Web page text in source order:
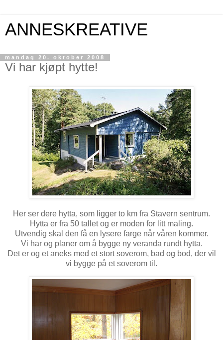
ANNESKREATIVE
mandag 20. oktober 2008
Vi har kjøpt hytte!
Her ser dere hytta, som ligger to km fra Stavern sentrum.
Hytta er fra 50 tallet og er moden for litt maling.
Utvendig skal den få en lysere farge når våren kommer.
Vi har og planer om å bygge ny veranda rundt hytta.
Det er og et aneks med et stort soverom, bad og bod, der vil
vi bygge på et soverom til.